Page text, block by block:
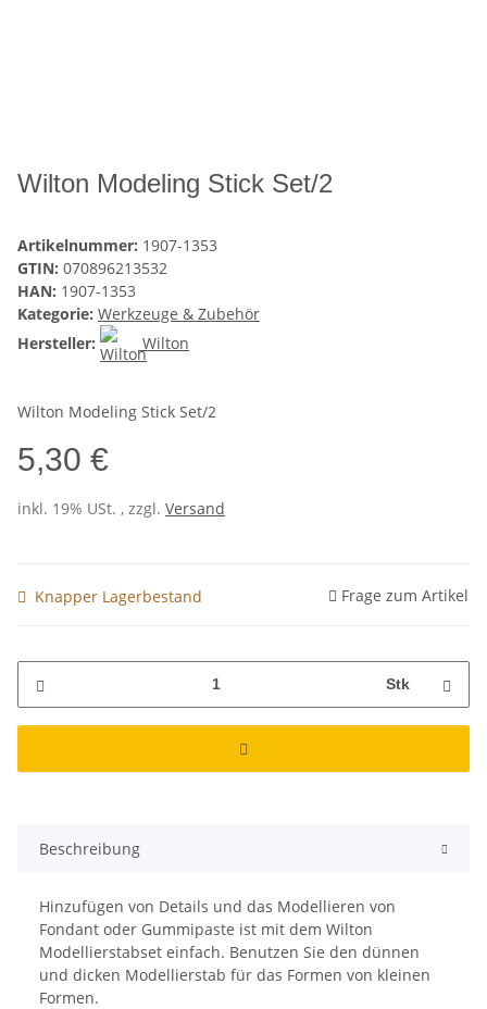
Wilton Modeling Stick Set/2
Artikelnummer: 1907-1353
GTIN: 070896213532
HAN: 1907-1353
Kategorie: Werkzeuge & Zubehör
Hersteller:
Wilton
Wilton Modeling Stick Set/2
5,30 €
inkl. 19% USt. , zzgl. Versand
Knapper Lagerbestand Frage zum Artikel
Stk
Beschreibung
Hinzufügen von Details und das Modellieren von
Fondant oder Gummipaste ist mit dem Wilton
Modellierstabset einfach. Benutzen Sie den dünnen
und dicken Modellierstab für das Formen von kleinen
Formen.